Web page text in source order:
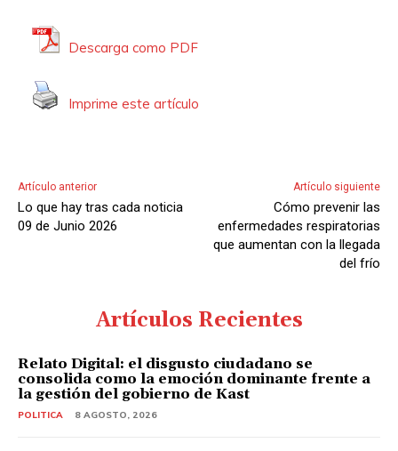
d
i
Descarga como PDF
Imprime este artículo
Artículo anterior
Lo que hay tras cada noticia
09 de Junio 2026
Artículo siguiente
Cómo prevenir las
enfermedades respiratorias
que aumentan con la llegada
del frío
Artículos Recientes
Relato Digital: el disgusto ciudadano se
consolida como la emoción dominante frente a
la gestión del gobierno de Kast
POLITICA 8 AGOSTO, 2026